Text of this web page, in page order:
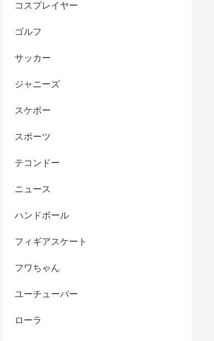
コスプレイヤー
ゴルフ
サッカー
ジャニーズ
スケボー
スポーツ
テコンドー
ニュース
ハンドボール
フィギアスケート
フワちゃん
ユーチューバー
ローラ